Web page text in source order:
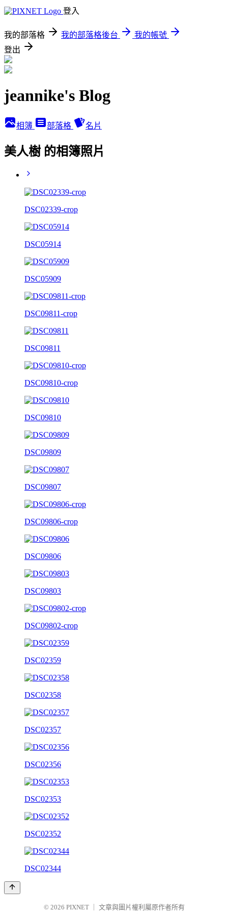
登入
我的部落格 我的部落格後台
我的帳號
登出
jeannike's Blog
相簿 部落格 名片
美人樹 的相簿照片
DSC02339-crop
DSC05914
DSC05909
DSC09811-crop
DSC09811
DSC09810-crop
DSC09810
DSC09809
DSC09807
DSC09806-crop
DSC09806
DSC09803
DSC09802-crop
DSC02359
DSC02358
DSC02357
DSC02356
DSC02353
DSC02352
DSC02344
© 2026 PIXNET
文章與圖片權利屬原作者所有